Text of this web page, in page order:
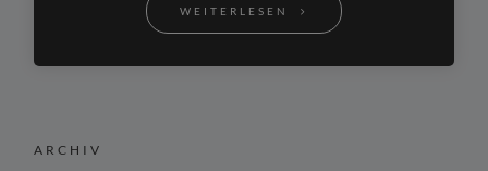
WEITERLESEN
ARCHIV